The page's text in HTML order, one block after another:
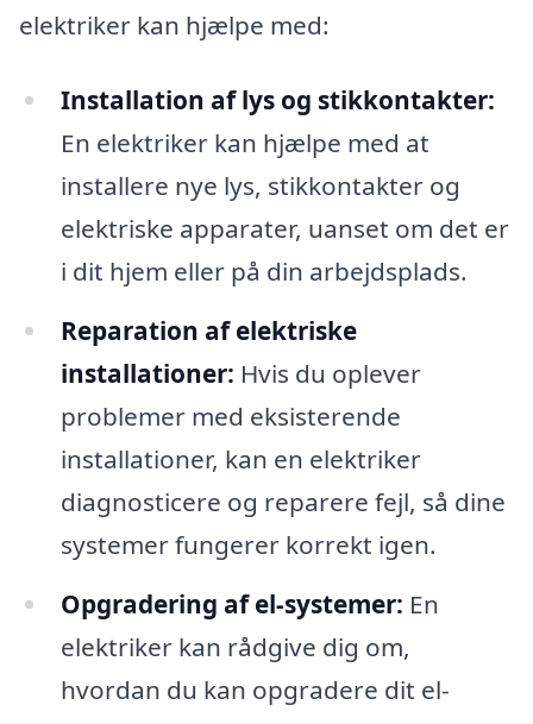
elektriker kan hjælpe med:
Installation af lys og stikkontakter:
En elektriker kan hjælpe med at
installere nye lys, stikkontakter og
elektriske apparater, uanset om det er
i dit hjem eller på din arbejdsplads.
Reparation af elektriske
installationer: Hvis du oplever
problemer med eksisterende
installationer, kan en elektriker
diagnosticere og reparere fejl, så dine
systemer fungerer korrekt igen.
Opgradering af el-systemer: En
elektriker kan rådgive dig om,
hvordan du kan opgradere dit el-